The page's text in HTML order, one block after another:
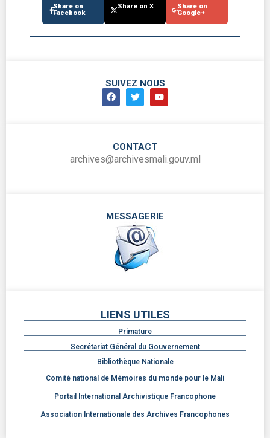
Share on
Facebook
Share on X
Share on
Google+
SUIVEZ NOUS
CONTACT
archives@archivesmali.gouv.ml
MESSAGERIE
LIENS UTILES
Primature
Secrétariat Général du Gouvernement
Bibliothèque Nationale
Comité national de Mémoires du monde pour le Mali
Portail International Archivistique Francophone
Association Internationale des Archives Francophones